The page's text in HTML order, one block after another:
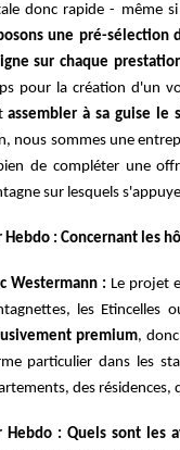
donc rapide - même
une pré-sélection
sur chaque
pour la création d'un
assembler à sa guise
nous sommes une
de compléter une
sur lesquels
Hebdo : Concernant les
Westermann : Le projet
les Etincelles
premium,
particulier dans les
des résidences,
Hebdo : Quels sont les